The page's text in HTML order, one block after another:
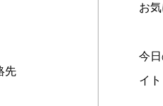
先
お
今
イト